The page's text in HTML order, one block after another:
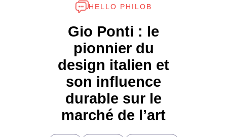
HELLO PHILOB
Gio Ponti : le
pionnier du
design italien et
son influence
durable sur le
marché de l’art